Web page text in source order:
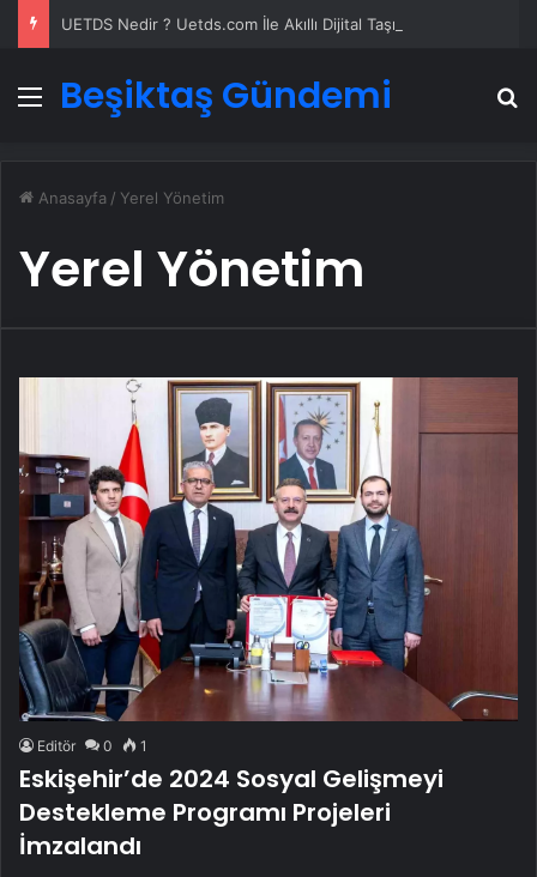
Menü
Beşiktaş Gündemi
Anasayfa / Yerel Yönetim
Yerel Yönetim
Editör 0 1
Eskişehir’de 2024 Sosyal Gelişmeyi
Destekleme Programı Projeleri
İmzalandı